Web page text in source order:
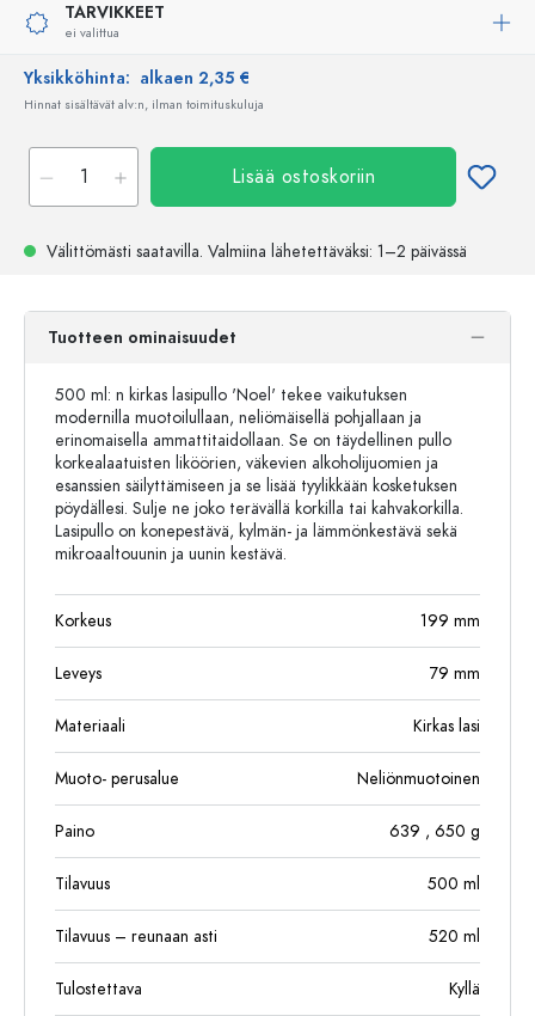
TARVIKKEET
ei valittua
Yksikköhinta: alkaen 2,35 €
Hinnat sisältävät alv:n, ilman toimituskuluja
Lisää ostoskoriin
Välittömästi saatavilla. Valmiina lähetettäväksi: 1–2 päivässä
Tuotteen ominaisuudet
500 ml: n kirkas lasipullo 'Noel' tekee vaikutuksen
modernilla muotoilullaan, neliömäisellä pohjallaan ja
erinomaisella ammattitaidollaan. Se on täydellinen pullo
korkealaatuisten liköörien, väkevien alkoholijuomien ja
esanssien säilyttämiseen ja se lisää tyylikkään kosketuksen
pöydällesi. Sulje ne joko terävällä korkilla tai kahvakorkilla.
Lasipullo on konepestävä, kylmän- ja lämmönkestävä sekä
mikroaaltouunin ja uunin kestävä.
Korkeus 199 mm
Leveys 79 mm
Materiaali Kirkas lasi
Muoto- perusalue Neliönmuotoinen
Paino 639 , 650 g
Tilavuus 500 ml
Tilavuus – reunaan asti 520 ml
Tulostettava Kyllä